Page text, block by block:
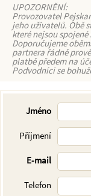
UPOZORNĚNÍ:
Provozovatel
jeho uživatelů. Obě
které nejsou
Doporučujeme
partnera řádně
platbě předem na
Podvodníci se
Jméno
Příjmení
E-mail
Telefon